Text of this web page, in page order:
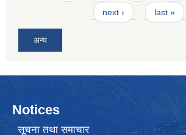
next › last »
अन्य
Notices
सूचना तथा समाचार